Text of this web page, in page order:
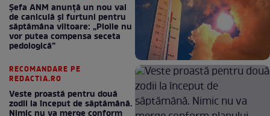
Șefa ANM anunță un nou val
de caniculă și furtuni pentru
săptămâna viitoare: „Ploile nu
vor putea compensa seceta
pedologică”
RECOMANDARE PE
REDACTIA.RO
Veste proastă pentru două
zodii la început de săptămână.